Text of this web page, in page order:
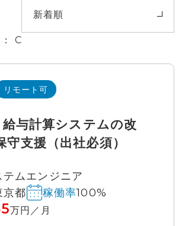
新着順
C
リモート可
給与計算システムの改
守支援（出社必須）
テムエンジニア
京都 稼働率100%
万円／月